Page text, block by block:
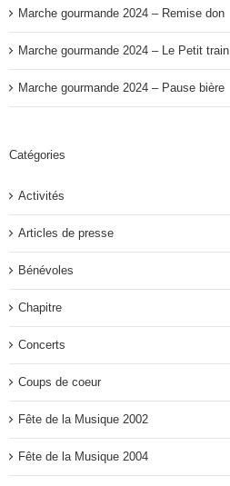
Marche gourmande 2024 – Remise don
Marche gourmande 2024 – Le Petit train
Marche gourmande 2024 – Pause bière
Catégories
Activités
Articles de presse
Bénévoles
Chapitre
Concerts
Coups de coeur
Fête de la Musique 2002
Fête de la Musique 2004